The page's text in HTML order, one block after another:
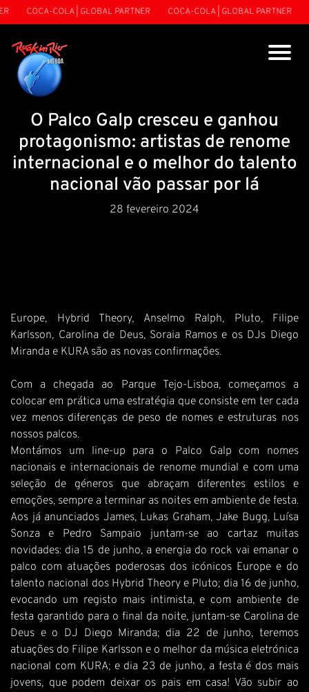
COCA-COLA | GLOBAL PARTNER COCA-COLA | GLOBAL PARTNER
O Palco Galp cresceu e ganhou
protagonismo: artistas de renome
internacional e o melhor do talento
nacional vão passar por lá
28 fevereiro 2024
Europe, Hybrid Theory, Anselmo Ralph, Pluto, Filipe
Karlsson, Carolina de Deus, Soraia Ramos e os DJs Diego
Miranda e KURA são as novas confirmações.
Com a chegada ao Parque Tejo-Lisboa, começamos a
colocar em prática uma estratégia que consiste em ter cada
vez menos diferenças de peso de nomes e estruturas nos
nossos palcos.
Montámos um line-up para o Palco Galp com nomes
nacionais e internacionais de renome mundial e com uma
seleção de géneros que abraçam diferentes estilos e
emoções, sempre a terminar as noites em ambiente de festa.
Aos já anunciados James, Lukas Graham, Jake Bugg, Luísa
Sonza e Pedro Sampaio juntam-se ao cartaz muitas
novidades: dia 15 de junho, a energia do rock vai emanar o
palco com atuações poderosas dos icónicos Europe e do
talento nacional dos Hybrid Theory e Pluto; dia 16 de junho,
evocando um registo mais intimista, e com ambiente de
festa garantido para o final da noite, juntam-se Carolina de
Deus e o DJ Diego Miranda; dia 22 de junho, teremos
atuações do Filipe Karlsson e o melhor da música eletrónica
nacional com KURA; e dia 23 de junho, a festa é dos mais
jovens, que podem deixar os pais em casa! Vão subir ao